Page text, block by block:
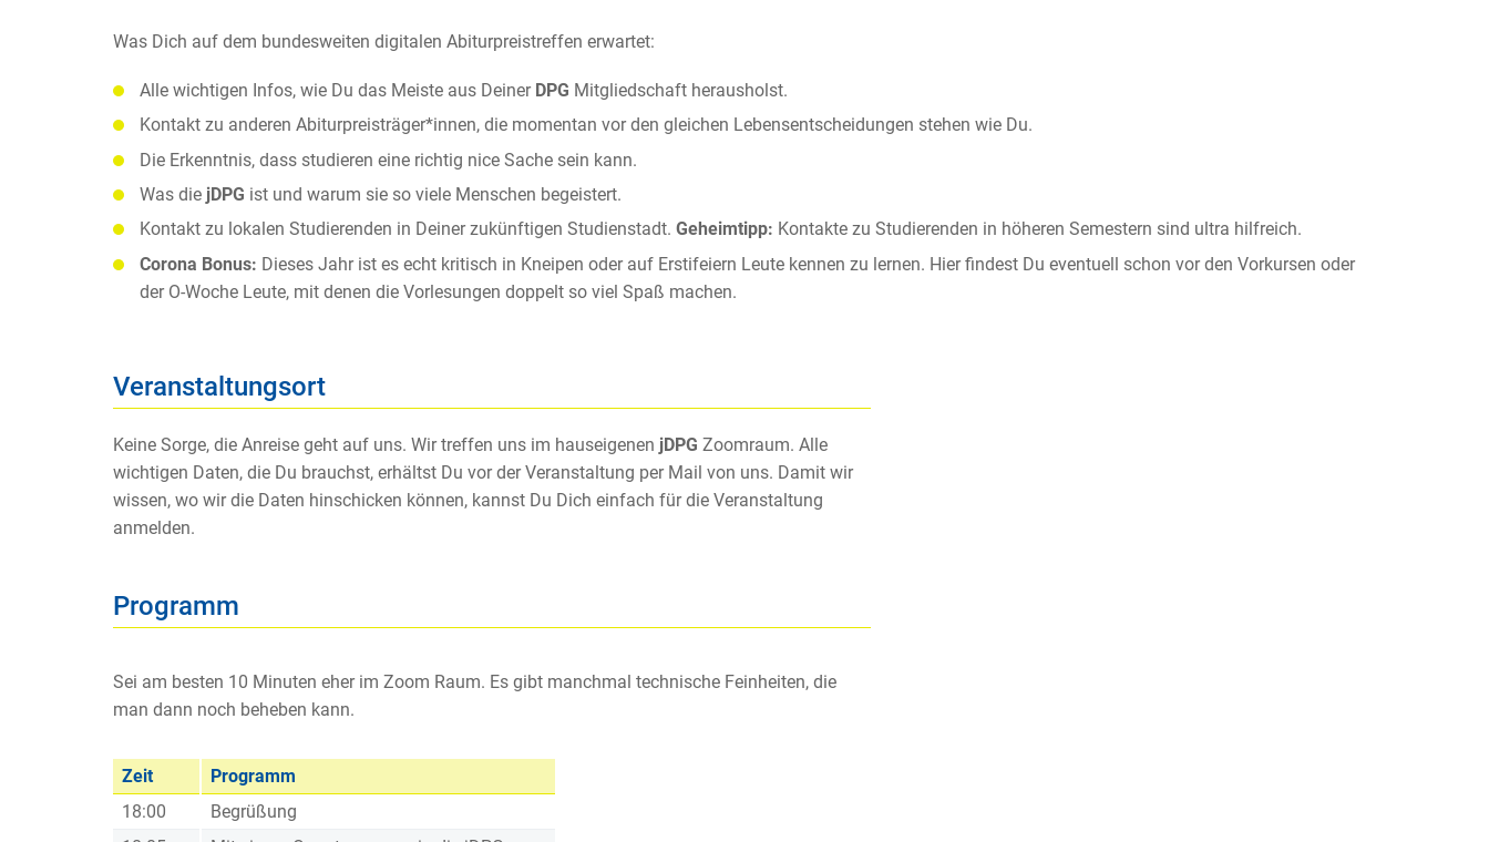
Was Dich auf dem bundesweiten digitalen Abiturpreistreffen erwartet:
Alle wichtigen Infos, wie Du das Meiste aus DeinerDPG Mitgliedschaft herausholst.
Kontakt zu anderen Abiturpreisträger*innen, die momentan vor den gleichen Lebensentscheidungen stehen wie Du.
Die Erkenntnis, dass studieren eine richtig nice Sache sein kann.
Was die jDPG ist und warum sie so viele Menschen begeistert.
Kontakt zu lokalen Studierenden in Deiner zukünftigen Studienstadt. Geheimtipp: Kontakte zu Studierenden in höheren Semestern sind ultra hilfreich.
Corona Bonus: Dieses Jahr ist es echt kritisch in Kneipen oder auf Erstifeiern Leute kennen zu lernen. Hier findest Du eventuell schon vor den Vorkursen oder
der O-Woche Leute, mit denen die Vorlesungen doppelt so viel Spaß machen.
Veranstaltungsort
Keine Sorge, die Anreise geht auf uns. Wir treffen uns im hauseigenen jDPG Zoomraum. Alle
wichtigen Daten, die Du brauchst, erhältst Du vor der Veranstaltung per Mail von uns. Damit wir
wissen, wo wir die Daten hinschicken können, kannst Du Dich einfach für die Veranstaltung
anmelden.
Programm
Sei am besten 10 Minuten eher im Zoom Raum. Es gibt manchmal technische Feinheiten, die
man dann noch beheben kann.
Zeit
Programm
18:00
Begrüßung